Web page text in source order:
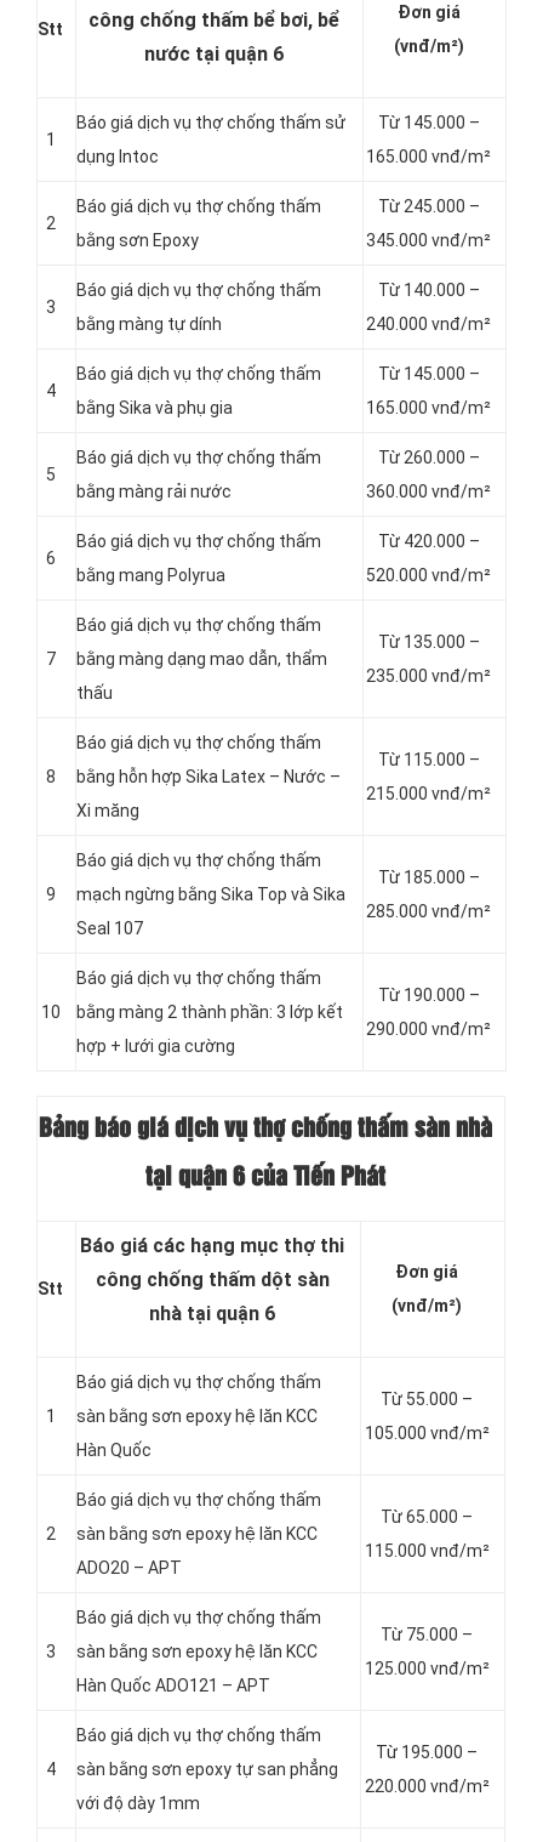
Stt
công chống thấm bể bơi, bể
nước tại quận 6
Đơn giá
(vnđ/m²)
1
Báo giá dịch vụ thợ chống thấm sử
dụng Intoc
Từ 145.000 –
165.000 vnđ/m²
2
Báo giá dịch vụ thợ chống thấm
bằng sơn Epoxy
Từ 245.000 –
345.000 vnđ/m²
3
Báo giá dịch vụ thợ chống thấm
bằng màng tự dính
Từ 140.000 –
240.000 vnđ/m²
4
Báo giá dịch vụ thợ chống thấm
bằng Sika và phụ gia
Từ 145.000 –
165.000 vnđ/m²
5
Báo giá dịch vụ thợ chống thấm
bằng màng rải nước
Từ 260.000 –
360.000 vnđ/m²
6
Báo giá dịch vụ thợ chống thấm
bằng mang Polyrua
Từ 420.000 –
520.000 vnđ/m²
7
Báo giá dịch vụ thợ chống thấm
bằng màng dạng mao dẫn, thẩm
thấu
Từ 135.000 –
235.000 vnđ/m²
8
Báo giá dịch vụ thợ chống thấm
bằng hỗn hợp Sika Latex – Nước –
Xi măng
Từ 115.000 –
215.000 vnđ/m²
9
Báo giá dịch vụ thợ chống thấm
mạch ngừng bằng Sika Top và Sika
Seal 107
Từ 185.000 –
285.000 vnđ/m²
10
Báo giá dịch vụ thợ chống thấm
bằng màng 2 thành phần: 3 lớp kết
hợp + lưới gia cường
Từ 190.000 –
290.000 vnđ/m²
Bảng báo giá dịch vụ thợ chống thấm sàn nhà
tại quận 6 của Tiến Phát
Stt
Báo giá các hạng mục thợ thi
công chống thấm dột sàn
nhà tại quận 6
Đơn giá
(vnđ/m²)
1
Báo giá dịch vụ thợ chống thấm
sàn bằng sơn epoxy hệ lăn KCC
Hàn Quốc
Từ 55.000 –
105.000 vnđ/m²
2
Báo giá dịch vụ thợ chống thấm
sàn bằng sơn epoxy hệ lăn KCC
ADO20 – APT
Từ 65.000 –
115.000 vnđ/m²
3
Báo giá dịch vụ thợ chống thấm
sàn bằng sơn epoxy hệ lăn KCC
Hàn Quốc ADO121 – APT
Từ 75.000 –
125.000 vnđ/m²
4
Báo giá dịch vụ thợ chống thấm
sàn bằng sơn epoxy tự san phẳng
với độ dày 1mm
Từ 195.000 –
220.000 vnđ/m²